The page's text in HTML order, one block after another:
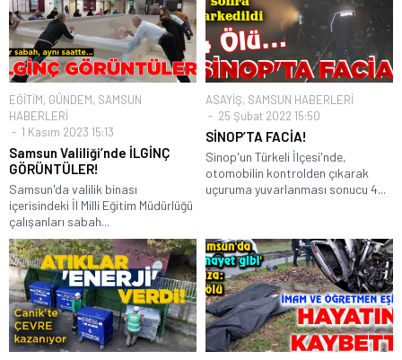
EĞİTİM, GÜNDEM, SAMSUN
HABERLERİ
1 Kasım 2023 15:13
Samsun Valiliği’nde İLGİNÇ
GÖRÜNTÜLER!
Samsun'da valilik binası
içerisindeki İl Milli Eğitim Müdürlüğü
çalışanları sabah...
ASAYİŞ, SAMSUN HABERLERİ
25 Şubat 2022 15:50
SİNOP’TA FACİA!
Sinop'un Türkeli İlçesi'nde,
otomobilin kontrolden çıkarak
uçuruma yuvarlanması sonucu 4...